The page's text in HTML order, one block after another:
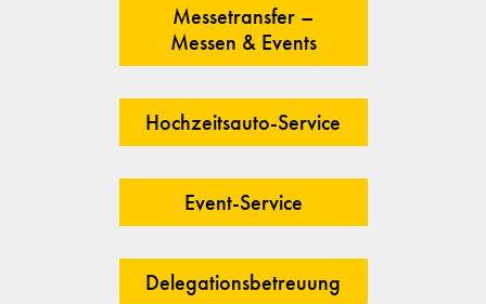
Messetransfer –
Messen & Events
Hochzeitsauto-Service
Event-Service
Delegationsbetreuung